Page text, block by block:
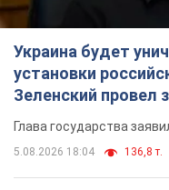
В июле армия РФ
количество БПЛА,
Минобороны
В прошлом месяце
расстоянии
10 часов назад 5,0 т.